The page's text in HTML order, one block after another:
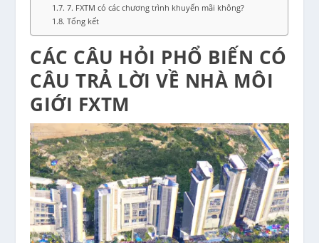
7. FXTM có các chương trình khuyến mãi không?
Tổng kết
CÁC CÂU HỎI PHỔ BIẾN CÓ
CÂU TRẢ LỜI VỀ NHÀ MÔI
GIỚI FXTM